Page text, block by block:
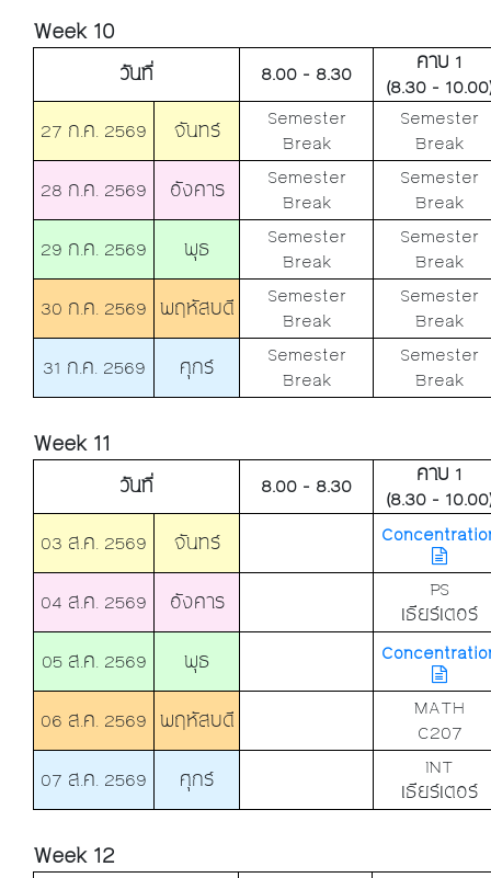
Week 10
วันที่ 8.00 - 8.30
คาบ 1
(8.30 -
27 ก.ค. 2569
จันทร์
Semester
Break
Semester
Break
28 ก.ค. 2569
อังคาร
Semester
Break
Semester
Break
29 ก.ค. 2569
พุธ
Semester
Break
Semester
Break
30 ก.ค. 2569 พฤหัสบดี
Semester
Break
Semester
Break
31 ก.ค. 2569
ศุกร์
Semester
Break
Semester
Break
Week 11
วันที่ 8.00 - 8.30
คาบ 1
(8.30 -
03 ส.ค. 2569
จันทร์
04 ส.ค. 2569 อังคาร
PS
เธียร์เตอร์
05 ส.ค. 2569
พุธ
06 ส.ค. 2569 พฤหัสบดี
MATH
C207
07 ส.ค. 2569
ศุกร์
INT
เธียร์เตอร์
Week 12